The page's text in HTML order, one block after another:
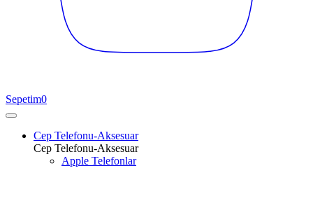
Sepetim0
Cep Telefonu-Aksesuar
Cep Telefonu-Aksesuar
Apple Telefonlar